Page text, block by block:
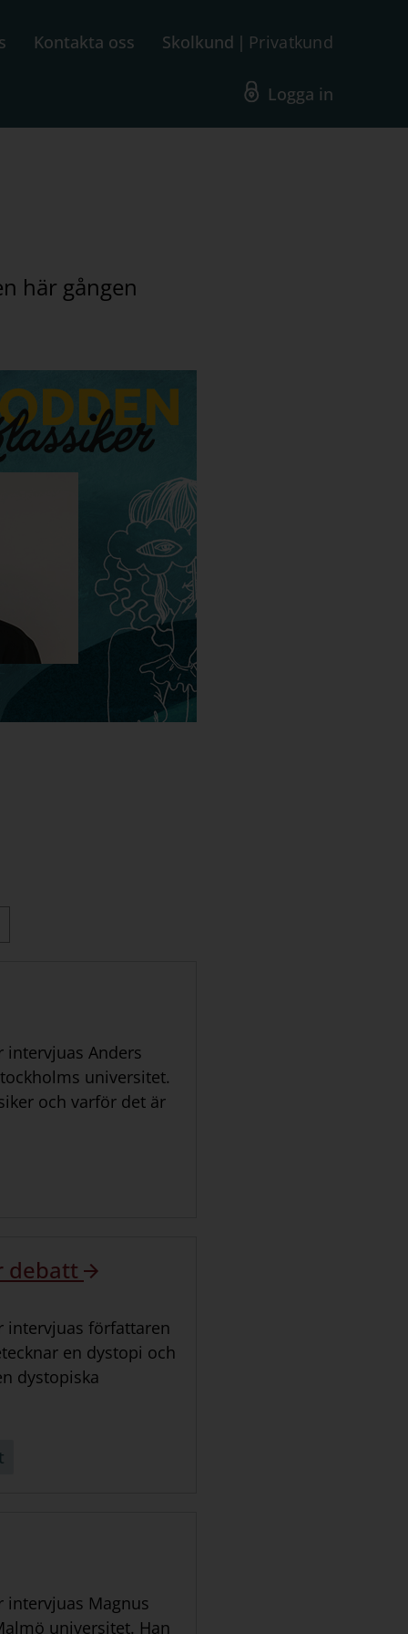
Kontakta oss Skolkund Privatkund
Logga in
här gången
intervjuas Anders
universitet.
och varför det är
debatt
intervjuas författaren
en dystopi och
dystopiska
intervjuas Magnus
universitet. Han